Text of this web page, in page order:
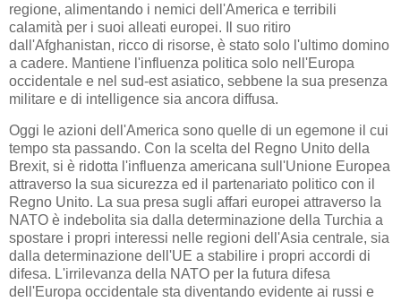
regione, alimentando i nemici dell'America e terribili
calamità per i suoi alleati europei. Il suo ritiro
dall'Afghanistan, ricco di risorse, è stato solo l'ultimo domino
a cadere. Mantiene l'influenza politica solo nell'Europa
occidentale e nel sud-est asiatico, sebbene la sua presenza
militare e di intelligence sia ancora diffusa.
Oggi le azioni dell'America sono quelle di un egemone il cui
tempo sta passando. Con la scelta del Regno Unito della
Brexit, si è ridotta l'influenza americana sull'Unione Europea
attraverso la sua sicurezza ed il partenariato politico con il
Regno Unito. La sua presa sugli affari europei attraverso la
NATO è indebolita sia dalla determinazione della Turchia a
spostare i propri interessi nelle regioni dell'Asia centrale, sia
dalla determinazione dell'UE a stabilire i propri accordi di
difesa. L'irrilevanza della NATO per la futura difesa
dell'Europa occidentale sta diventando evidente ai russi e